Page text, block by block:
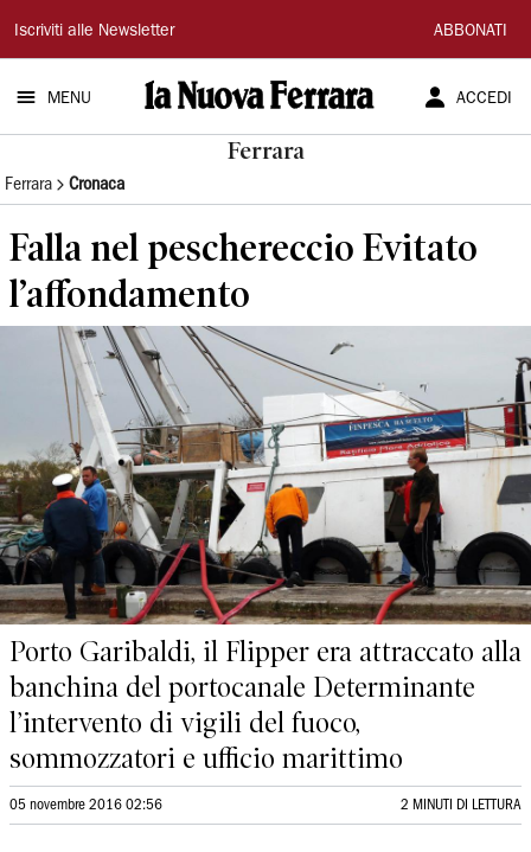
La
Nuova
Ferrara
Iscriviti alle Newsletter ABBONATI
MENU ACCEDI
Ferrara
Ferrara Cronaca
Falla nel peschereccio Evitato
l’affondamento
Porto Garibaldi, il Flipper era attraccato alla
banchina del portocanale Determinante
l’intervento di vigili del fuoco,
sommozzatori e ufficio marittimo
05 novembre 2016 02:56 2 MINUTI DI LETTURA